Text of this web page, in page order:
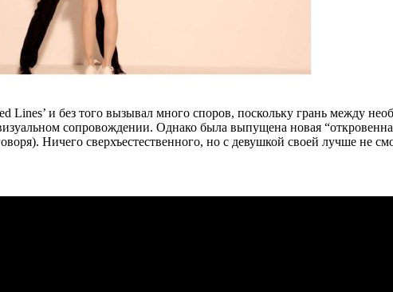
Lines’ и без того вызывал много споров, поскольку грань между
сопровождении. Однако была выпущена новая
Ничего сверхъестественного, но с девушкой своей лучше не